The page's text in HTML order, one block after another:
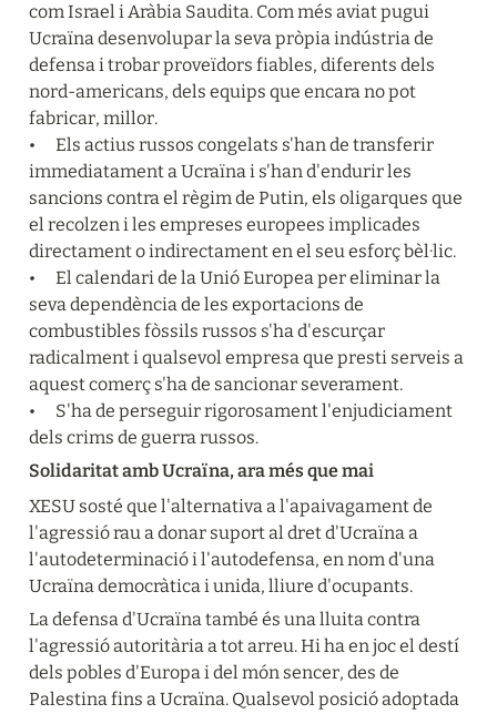
com Israel i Aràbia Saudita. Com més aviat pugui
Ucraïna desenvolupar la seva pròpia indústria de
defensa i trobar proveïdors fiables, diferents dels
nord-americans, dels equips que encara no pot
fabricar, millor.
•	Els actius russos congelats s'han de transferir
immediatament a Ucraïna i s'han d'endurir les
sancions contra el règim de Putin, els oligarques que
el recolzen i les empreses europees implicades
directament o indirectament en el seu esforç bèl·lic.
•	El calendari de la Unió Europea per eliminar la
seva dependència de les exportacions de
combustibles fòssils russos s'ha d'escurçar
radicalment i qualsevol empresa que presti serveis a
aquest comerç s'ha de sancionar severament.
•	S'ha de perseguir rigorosament l'enjudiciament
dels crims de guerra russos.
Solidaritat amb Ucraïna, ara més que mai
XESU sosté que l'alternativa a l'apaivagament de
l'agressió rau a donar suport al dret d'Ucraïna a
l'autodeterminació i l'autodefensa, en nom d'una
Ucraïna democràtica i unida, lliure d'ocupants.
La defensa d'Ucraïna també és una lluita contra
l'agressió autoritària a tot arreu. Hi ha en joc el destí
dels pobles d'Europa i del món sencer, des de
Palestina fins a Ucraïna. Qualsevol posició adoptada